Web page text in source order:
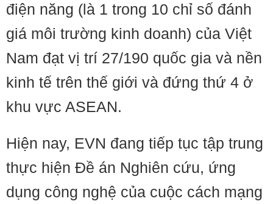
điện năng (là 1 trong 10 chỉ số đánh
giá môi trường kinh doanh) của Việt
Nam đạt vị trí 27/190 quốc gia và nền
kinh tế trên thế giới và đứng thứ 4 ở
khu vực ASEAN.
Hiện nay, EVN đang tiếp tục tập trung
thực hiện Đề án Nghiên cứu, ứng
dụng công nghệ của cuộc cách mạng